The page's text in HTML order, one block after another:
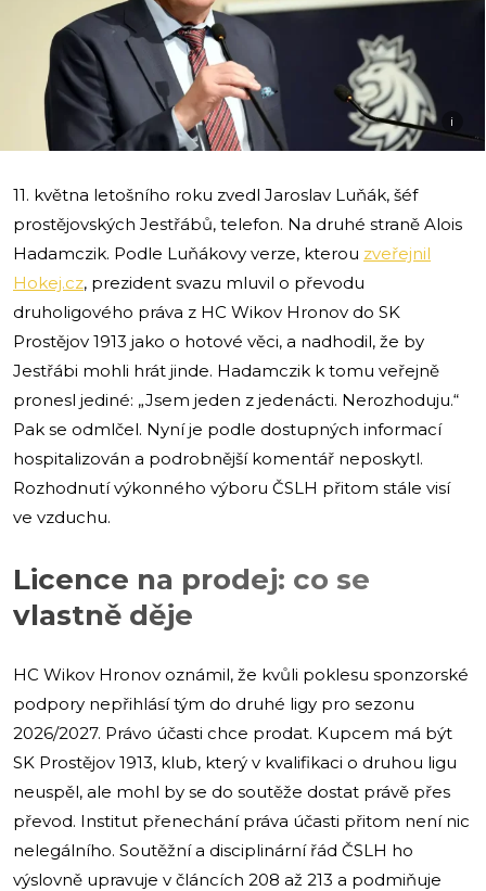
i
11. května letošního roku zvedl Jaroslav Luňák, šéf
prostějovských Jestřábů, telefon. Na druhé straně Alois
Hadamczik. Podle Luňákovy verze, kterou zveřejnil
Hokej.cz, prezident svazu mluvil o převodu
druholigového práva z HC Wikov Hronov do SK
Prostějov 1913 jako o hotové věci, a nadhodil, že by
Jestřábi mohli hrát jinde. Hadamczik k tomu veřejně
pronesl jediné: „Jsem jeden z jedenácti. Nerozhoduju.“
Pak se odmlčel. Nyní je podle dostupných informací
hospitalizován a podrobnější komentář neposkytl.
Rozhodnutí výkonného výboru ČSLH přitom stále visí
ve vzduchu.
Licence na prodej: co se
vlastně děje
HC Wikov Hronov oznámil, že kvůli poklesu sponzorské
podpory nepřihlásí tým do druhé ligy pro sezonu
2026/2027. Právo účasti chce prodat. Kupcem má být
SK Prostějov 1913, klub, který v kvalifikaci o druhou ligu
neuspěl, ale mohl by se do soutěže dostat právě přes
převod. Institut přenechání práva účasti přitom není nic
nelegálního. Soutěžní a disciplinární řád ČSLH ho
výslovně upravuje v článcích 208 až 213 a podmiňuje